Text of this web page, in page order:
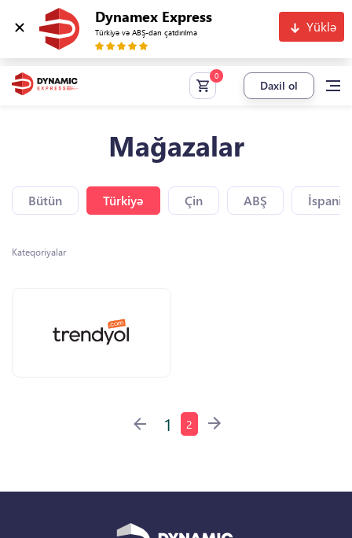
Dynamex Express
Türkiyə və ABŞ-dan çatdırılma Yüklə
Daxil ol
Mağazalar
Bütün Türkiyə Çin ABŞ
Kateqoriyalar
1 2